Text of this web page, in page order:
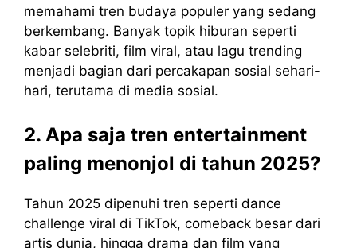
memahami tren budaya populer yang sedang
berkembang. Banyak topik hiburan seperti
kabar selebriti, film viral, atau lagu trending
menjadi bagian dari percakapan sosial sehari-
hari, terutama di media sosial.
2. Apa saja tren entertainment
paling menonjol di tahun 2025?
Tahun 2025 dipenuhi tren seperti dance
challenge viral di TikTok, comeback besar dari
artis dunia, hingga drama dan film yang